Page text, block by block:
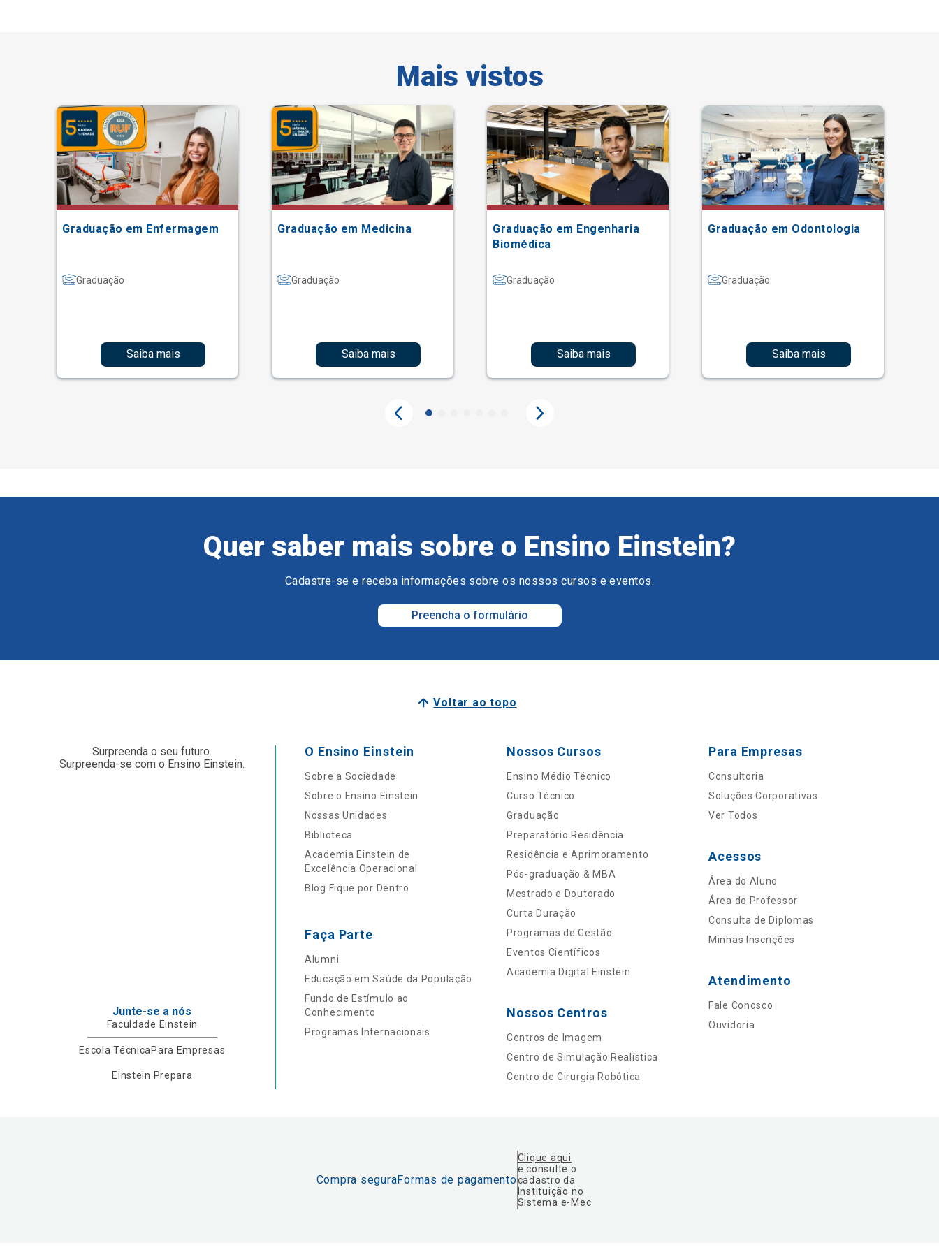
Mais vistos
Graduação em Enfermagem
Graduação
Saiba mais
Graduação em Medicina
Graduação
Saiba mais
Graduação em Engenharia
Biomédica
Graduação
Saiba mais
Graduação em Odontologia
Graduação
Saiba mais
Quer saber mais sobre o Ensino Einstein?
Cadastre-se e receba informações sobre os nossos cursos e eventos.
Preencha o formulário
Voltar ao topo
Surpreenda o seu futuro.
Surpreenda-se com o Ensino Einstein.
Junte-se a nós
Faculdade Einstein
Escola Técnica Para Empresas
Einstein Prepara
O Ensino Einstein
Sobre a Sociedade
Sobre o Ensino Einstein
Nossas Unidades
Biblioteca
Academia Einstein de
Excelência Operacional
Blog Fique por Dentro
Faça Parte
Alumni
Educação em Saúde da População
Fundo de Estímulo ao
Conhecimento
Programas Internacionais
Nossos Cursos
Ensino Médio Técnico
Curso Técnico
Graduação
Preparatório Residência
Residência e Aprimoramento
Pós-graduação & MBA
Mestrado e Doutorado
Curta Duração
Programas de Gestão
Eventos Científicos
Academia Digital Einstein
Nossos Centros
Centros de Imagem
Centro de Simulação Realística
Centro de Cirurgia Robótica
Para Empresas
Consultoria
Soluções Corporativas
Ver Todos
Acessos
Área do Aluno
Área do Professor
Consulta de Diplomas
Minhas Inscrições
Atendimento
Fale Conosco
Ouvidoria
Compra seguraFormas de pagamento
Clique aqui
e consulte o
cadastro da
Instituição no
Sistema e-Mec